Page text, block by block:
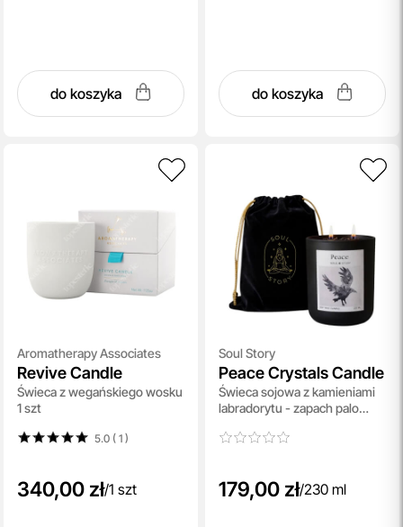
do koszyka do koszyka
Aromatherapy Associates
Revive Candle
Świeca z wegańskiego wosku
1 szt
5.0 ( 1)
340,00 zł/1 szt
Soul Story
Peace Crystals Candle
Świeca sojowa z kamieniami
labradorytu - zapach palo
230 ml
179,00 zł/230 ml